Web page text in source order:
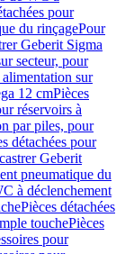
pour
du rinçagePour
Geberit Sigma
secteur, pour
sur
12 cmPièces
réservoirs à
par piles, pour
détachées pour
Geberit
pneumatique du
à déclenchement
Pièces détachées
touchePièces
pour